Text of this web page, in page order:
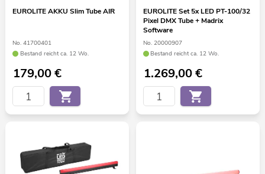
EUROLITE AKKU Slim Tube AIR
No. 41700401
Bestand reicht ca. 12 Wo.
179,00€
EUROLITE Set 5x LED PT-100/32
Pixel DMX Tube + Madrix
Software
No. 20000907
Bestand reicht ca. 12 Wo.
1.269,00€